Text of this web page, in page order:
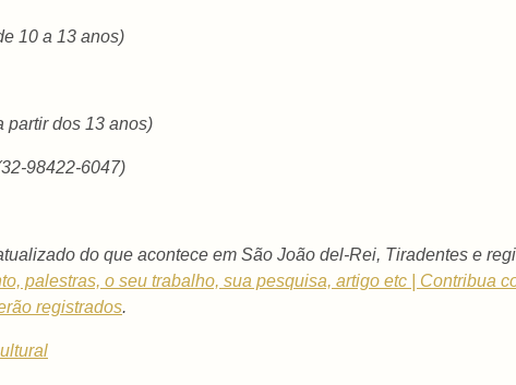
10 a 13 anos)
partir dos 13 anos)
98422-6047)
do que acontece em São João del-Rei, Tiradentes e
palestras, o seu trabalho, sua pesquisa, artigo etc | Contribua
registrados.